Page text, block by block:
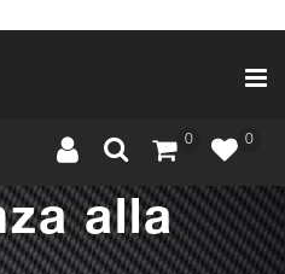
0 0
alla